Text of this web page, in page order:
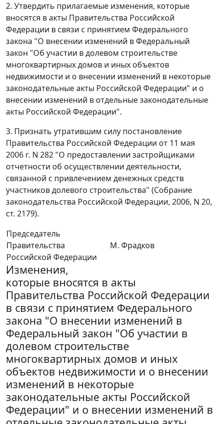
2. Утвердить прилагаемые изменения, которые
вносятся в акты Правительства Российской
Федерации в связи с принятием Федерального
закона "О внесении изменений в Федеральный
закон "Об участии в долевом строительстве
многоквартирных домов и иных объектов
недвижимости и о внесении изменений в некоторые
законодательные акты Российской Федерации" и о
внесении изменений в отдельные законодательные
акты Российской Федерации".
3. Признать утратившим силу постановление
Правительства Российской Федерации от 11 мая
2006 г. N 282 "О предоставлении застройщиками
отчетности об осуществлении деятельности,
связанной с привлечением денежных средств
участников долевого строительства" (Собрание
законодательства Российской Федерации, 2006, N 20,
ст. 2179).
Председатель
Правительства
Российской Федерации
М. Фрадков
Изменения,
которые вносятся в акты
Правительства Российской Федерации
в связи с принятием Федерального
закона "О внесении изменений в
Федеральный закон "Об участии в
долевом строительстве
многоквартирных домов и иных
объектов недвижимости и о внесении
изменений в некоторые
законодательные акты Российской
Федерации" и о внесении изменений в